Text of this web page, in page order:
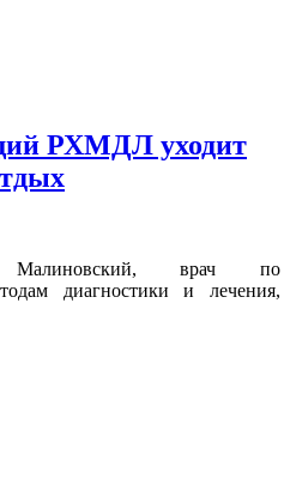
РХМДЛ уходит
Малиновский, врач по
диагностики и лечения,